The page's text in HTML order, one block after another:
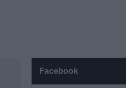
Facebook